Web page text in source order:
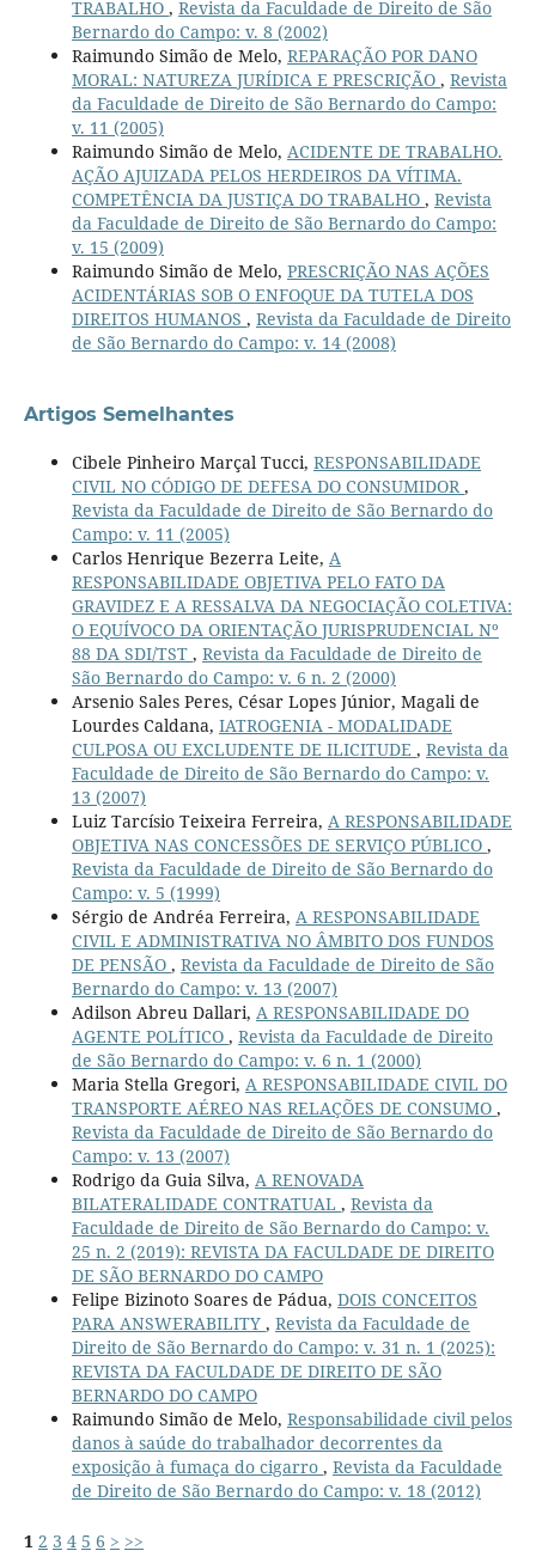
TRABALHO , Revista da Faculdade de Direito de São
Bernardo do Campo: v. 8 (2002)
Raimundo Simão de Melo, REPARAÇÃO POR DANO
MORAL: NATUREZA JURÍDICA E PRESCRIÇÃO , Revista
da Faculdade de Direito de São Bernardo do Campo:
v. 11 (2005)
Raimundo Simão de Melo, ACIDENTE DE TRABALHO.
AÇÃO AJUIZADA PELOS HERDEIROS DA VÍTIMA.
COMPETÊNCIA DA JUSTIÇA DO TRABALHO , Revista
da Faculdade de Direito de São Bernardo do Campo:
v. 15 (2009)
Raimundo Simão de Melo, PRESCRIÇÃO NAS AÇÕES
ACIDENTÁRIAS SOB O ENFOQUE DA TUTELA DOS
DIREITOS HUMANOS , Revista da Faculdade de Direito
de São Bernardo do Campo: v. 14 (2008)
Artigos Semelhantes
Cibele Pinheiro Marçal Tucci, RESPONSABILIDADE
CIVIL NO CÓDIGO DE DEFESA DO CONSUMIDOR,
Revista da Faculdade de Direito de São Bernardo do
Campo: v. 11 (2005)
Carlos Henrique Bezerra Leite, A
RESPONSABILIDADE OBJETIVA PELO FATO DA
GRAVIDEZ E A RESSALVA DA NEGOCIAÇÃO COLETIVA:
O EQUÍVOCO DA ORIENTAÇÃO JURISPRUDENCIAL Nº
88 DA SDI/TST , Revista da Faculdade de Direito de
São Bernardo do Campo: v. 6 n. 2 (2000)
Arsenio Sales Peres, César Lopes Júnior, Magali de
Lourdes Caldana, IATROGENIA - MODALIDADE
CULPOSA OU EXCLUDENTE DE ILICITUDE , Revista da
Faculdade de Direito de São Bernardo do Campo: v.
13 (2007)
Luiz Tarcísio Teixeira Ferreira, A RESPONSABILIDADE
OBJETIVA NAS CONCESSÕES DE SERVIÇO PÚBLICO ,
Revista da Faculdade de Direito de São Bernardo do
Campo: v. 5 (1999)
Sérgio de Andréa Ferreira, A RESPONSABILIDADE
CIVIL E ADMINISTRATIVA NO ÂMBITO DOS FUNDOS
DE PENSÃO , Revista da Faculdade de Direito de São
Bernardo do Campo: v. 13 (2007)
Adilson Abreu Dallari, A RESPONSABILIDADE DO
AGENTE POLÍTICO , Revista da Faculdade de Direito
de São Bernardo do Campo: v. 6 n. 1 (2000)
Maria Stella Gregori, A RESPONSABILIDADE CIVIL DO
TRANSPORTE AÉREO NAS RELAÇÕES DE CONSUMO ,
Revista da Faculdade de Direito de São Bernardo do
Campo: v. 13 (2007)
Rodrigo da Guia Silva, A RENOVADA
BILATERALIDADE CONTRATUAL , Revista da
Faculdade de Direito de São Bernardo do Campo: v.
25 n. 2 (2019): REVISTA DA FACULDADE DE DIREITO
DE SÃO BERNARDO DO CAMPO
Felipe Bizinoto Soares de Pádua, DOIS CONCEITOS
PARA ANSWERABILITY , Revista da Faculdade de
Direito de São Bernardo do Campo: v. 31 n. 1 (2025):
REVISTA DA FACULDADE DE DIREITO DE SÃO
BERNARDO DO CAMPO
Raimundo Simão de Melo, Responsabilidade civil pelos
danos à saúde do trabalhador decorrentes da
exposição à fumaça do cigarro , Revista da Faculdade
de Direito de São Bernardo do Campo: v. 18 (2012)
1 2 3 4 5 6 > >>